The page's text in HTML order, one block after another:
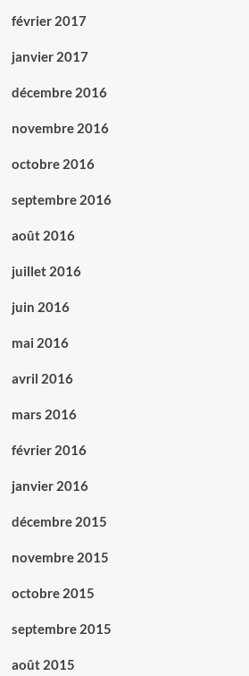
février 2017
janvier 2017
décembre 2016
novembre 2016
octobre 2016
septembre 2016
août 2016
juillet 2016
juin 2016
mai 2016
avril 2016
mars 2016
février 2016
janvier 2016
décembre 2015
novembre 2015
octobre 2015
septembre 2015
août 2015